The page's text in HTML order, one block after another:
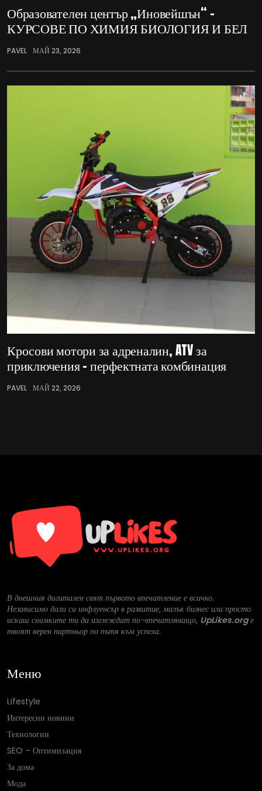
Образователен център „Иновейшън“ –
КУРСОВЕ ПО ХИМИЯ БИОЛОГИЯ И БЕЛ
PAVEL МАЙ 23, 2026
Кросови мотори за адреналин, ATV за
приключения – перфектната комбинация
PAVEL МАЙ 22, 2026
В днешния дигитален свят първото впечатление е всичко.
Независимо дали си инфлуенсър в развитие, малък бизнес или просто
искаш снимките ти да изглеждат по-впечатляващо, UpLikes.orgе
твоят верен партньор по пътя към успеха.
Меню
Lifestyle
Интересни новини
Технологии
SEO – Оптимизация
За дома
Мода